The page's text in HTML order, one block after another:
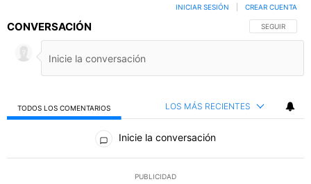
CONVERSACIÓN SIGA ESTA
SEGUIR
INICIAR SESIÓN CREAR CUENTA
TODOS LOS COMENTARIOS LOS MÁS RECIENTES
Todos los comentarios
Inicie la conversación
PUBLICIDAD